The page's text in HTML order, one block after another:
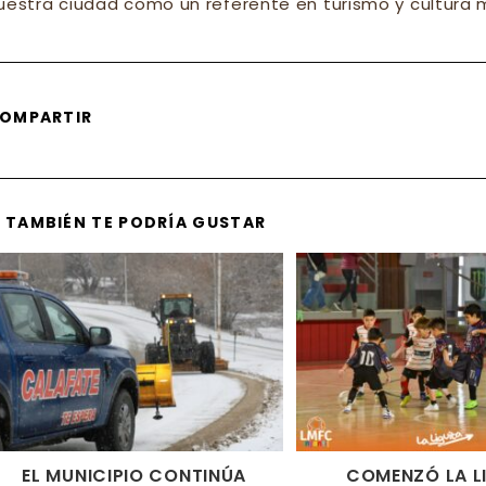
TAMBIÉN TE PODRÍA GUSTAR
EL MUNICIPIO CONTINÚA
COMENZÓ LA